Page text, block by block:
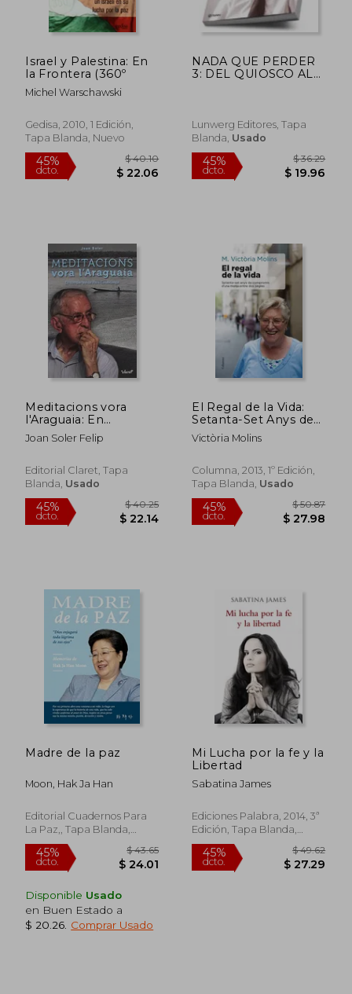
dcto. $ 25.91
45%
dcto.
45%
dcto.
Israel y Palestina: En
la Frontera (360º
Michel Warschawski
Gedisa, 2010, 1 Edición,
Tapa Blanda, Nuevo
NADA QUE PERDER
3: DEL QUIOSCO AL
(En papel)
Lunwerg Editores, Tapa
Blanda, Usado
Meditacions vora
l'Araguaia: En
companyia de Pere
casaldàliga
Joan Soler Felip
Editorial Claret, Tapa
Blanda, Usado
El Regal de la Vida:
Setanta-Set Anys de
Compromís D'Una
Monja Entre dos
Columna) (en
Catalán)
Victòria Molins
Columna, 2013, 1º Edición,
Tapa Blanda, Usado
Madre de la paz
Moon, Hak Ja Han
Editorial Cuadernos Para
La Paz,, Tapa Blanda,
Nuevo
Disponible Usado
en Buen Estado a
$ 20.26 Comprar Usado
Mi Lucha por la fe y la
Libertad
Sabatina James
Ediciones Palabra, 2014, 3ª
Edición, Tapa Blanda,
Usado